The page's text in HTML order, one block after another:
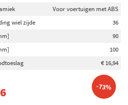
Voor voertuigen met ABS
wiel zijde
36
90
100
€ 16,94
-73%